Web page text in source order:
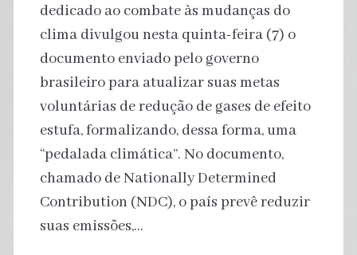
dedicado ao combate às mudanças do
clima divulgou nesta quinta-feira (7) o
documento enviado pelo governo
brasileiro para atualizar suas metas
voluntárias de redução de gases de efeito
estufa, formalizando, dessa forma, uma
“pedalada climática”. No documento,
chamado de Nationally Determined
Contribution (NDC), o país prevê reduzir
suas emissões,…